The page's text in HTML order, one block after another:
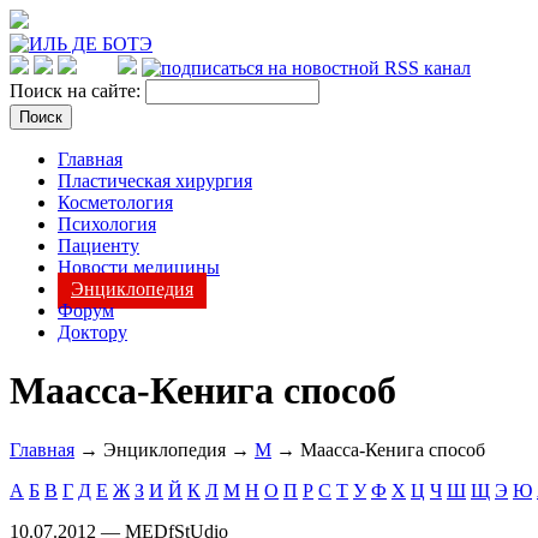
Поиск на сайте:
Главная
Пластическая хирургия
Косметология
Психология
Пациенту
Новости медицины
Энциклопедия
Форум
Доктору
Маасса-Кенига способ
Главная → Энциклопедия → М → Маасса-Кенига способ
А Б В Г Д Е Ж З И Й К Л М Н О П Р С Т У Ф Х Ц Ч Ш Щ Э Ю
10.07.2012 — MEDfStUdio